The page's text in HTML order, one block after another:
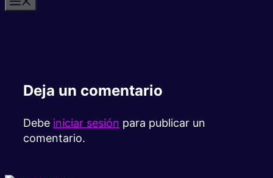
Deja un comentario
Debe iniciar sesión para publicar un
comentario.